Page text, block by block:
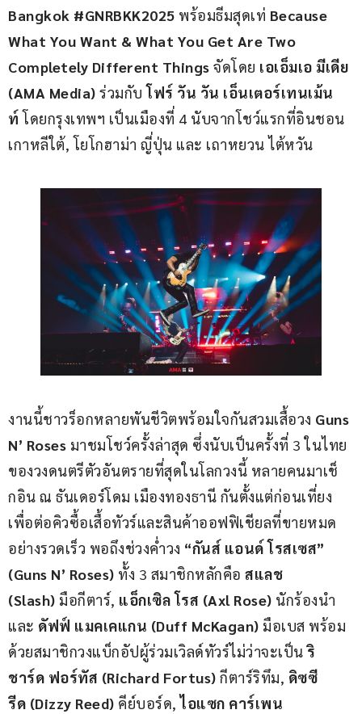
Bangkok #GNRBKK2025 พร้อมธีมสุดเท่ Because
What You Want & What You Get Are Two
Completely Different Things จัดโดย เอเอ็มเอ มีเดีย
(AMA Media) ร่วมกับ โฟร์ วัน วัน เอ็นเตอร์เทนเม้น
ท์ โดยกรุงเทพฯ เป็นเมืองที่ 4 นับจากโชว์แรกที่อินชอน
เกาหลีใต้, โยโกฮาม่า ญี่ปุ่น และ เถาหยวน ไต้หวัน
งานนี้ชาวร็อกหลายพันชีวิตพร้อมใจกันสวมเสื้อวง Guns
N’ Roses มาชมโชว์ครั้งล่าสุด ซึ่งนับเป็นครั้งที่ 3 ในไทย
ของวงดนตรีตัวอันตรายที่สุดในโลกวงนี้ หลายคนมาเช็
กอิน ณ ธันเดอร์โดม เมืองทองธานี กันตั้งแต่ก่อนเที่ยง
เพื่อต่อคิวซื้อเสื้อทัวร์และสินค้าออฟฟิเชียลที่ขายหมด
อย่างรวดเร็ว พอถึงช่วงค่ำวง “กันส์ แอนด์ โรสเซส”
(Guns N’ Roses) ทั้ง 3 สมาชิกหลักคือ สแลช
(Slash) มือกีตาร์, แอ็กเซิล โรส (Axl Rose) นักร้องนำ
และ ดัฟฟ์ แมคเคแกน (Duff McKagan) มือเบส พร้อม
ด้วยสมาชิกวงแบ็กอัปผู้ร่วมเวิลด์ทัวร์ไม่ว่าจะเป็น ริ
ชาร์ด ฟอร์ทัส (Richard Fortus) กีตาร์ริทึม, ดิซซี
รีด (Dizzy Reed) คีย์บอร์ด, ไอแซก คาร์เพน